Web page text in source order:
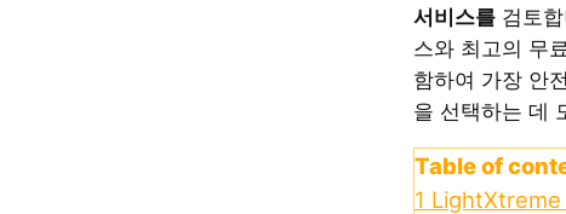
서비스를 검토
스와 최고의 무
함하여 가장 안
을 선택하는 데
Table of
1 LightXtreme